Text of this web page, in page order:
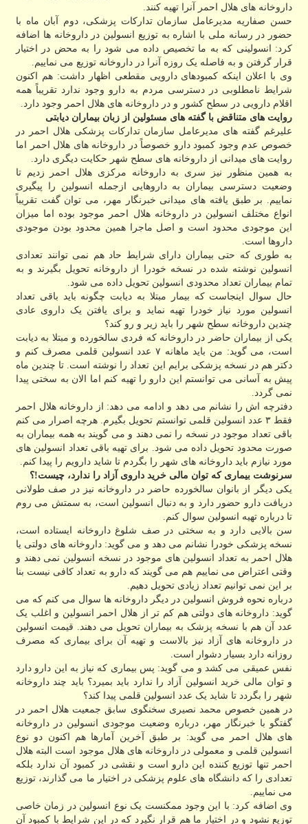
داروخانه های هلال احمر آنرا تهیه کنند.
حسن صفاریه مدیرعامل سازمان تدارکات پزشکی، دوم آبان ماه با
حضور در رسانه ملی با اشاره به توزیع انسولین در داروخانه ها اضافه
کرد: انسولینی که به ما تخصیص داده می شود را به محض در اختیار
قرار گرفتن و به فاصله یک روزه آنرا در داروخانه توزیع می نماییم.
وی با اعلان اینکه کمبودهای دارویی مقطعی اظهار داشت: هم اکنون
شرایط نامطلوبی در دسترسی مردم به دارو وجود ندارد تقریباً همه
اقلام دارویی در سطح کشور و در داروخانه های هلال احمر وجود دارد.
روایت های متناقض با گفته های مسئولین از زبان بیماران دیابتی
علیرغم گفته های مدیرعامل سازمان تدارکات پزشکی هلال احمر در
خصوص عدم وجود کمبود دارو خصوصاً در داروخانه های هلال احمر اما
روایت های میدانی از داروخانه های سطح شهر حکایت دیگری دارد.
به همین منظور نیز سری به داروخانه مرکزی هلال احمر زدیم تا
وضعیت دسترسی بیماران به داروهایی ازجمله انسولین را پیگیری
نماییم. بر طبق یافته های میدانی خبرنگار مهر، می توان گفت تقریباً
انواع مختلف انسولین در داروخانه هلال احمر موجود بوده اما میزان
این موجودی محدود است و اصل ماجرا همین محدود بودن موجودی
داروها است.
به طوری که حتی بیماران دارای شرایط حاد هم نمی توانند تعدادی
انسولین نوشته شده در نسخه خودرا از داروخانه تحویل بگیرند و به
تمام بیماران تعداد محدودی انسولین تحویل داده می شود.
حال سوال اینجاست که بیمار مبتلا به دیابت چگونه باید باقی تعداد
انسولین مورد نیاز خودرا تهیه نماید و برای یافتن یک داروی عادی
چندین داروخانه سطح شهر را باید زیر و رو کند؟
یکی از بیماران حاضر در داروخانه که فردی سالخورده و مبتلا به دیابت
است، می گوید: من باید ماهانه ۷ عدد انسولین قلمی مصرف کنم و
دکتر هم در نسخه پزشکی برایم این تعداد را نوشته است. تا چندین ماه
پیش به آسانی می توانستم این دارو را تهیه کنم اما الان به سختی پیدا
نمی گردد.
دفترچه اش را نشانم می دهد و ادامه می دهد: از داروخانه هلال احمر
فقط ۳ عدد انسولین قلمی توانستم تحویل بگیرم. هرچه اصرار می کنم
باقی تعداد موجود در نسخه را نمی دهند و می گویند به همه بیماران به
صورت محدود تحویل داده می شود. برای تهیه باقی تعداد انسولین های
مورد نیازم باید داروخانه های شهر را بگردم تا شاید دارویم را پیدا کنم.
سرنوشت بیماری که توان مالی خرید داروی آزاد را ندارد، چیست!؟
یکی دیگر از بانوان سالخورده حاضر در داروخانه نیز در صف طولانی
دریافت دارو حضور دارد و به دنبال انسولین است، به سمتش می روم
تا درباره تهیه انسولین سوال کنم.
سن بالایی دارد و به سختی در صف شلوغ داروخانه ایستاده است،
نسخه پزشکی خودرا نشانم می دهد و می گوید: داروخانه های دولتی یا
هلال احمر به تعداد انسولین های موجود در نسخه انسولین نمی دهند و
وقتی اعتراض می نماییم هم می گویند که دارو به تعداد کافی نیست بنا
بر این نمی توانیم تعداد زیادی تحویل دهیم.
درباره نحوه فروش انسولین در دیگر داروخانه ها سوال می کنم که می
گوید: داروخانه های دولتی هم کم تر از هلال احمر انسولین و اغلب یک
عدد آن هم با نسخه پزشک به بیماران تحویل می دهند. قیمت انسولین
در داروخانه های آزاد نیز بالاست و تهیه آن برای بیماری که مصرف
روزانه دارد بسیار دشوار است.
نفس عمیقی می کشد و می گوید: پس بیماری که نیاز به این دارو دارد
و توان مالی خرید انسولین آزاد را ندارد باید بمیرد؟ باید چند داروخانه
شهر را بگردد تا شاید یک عدد انسولین قلمی پیدا کند؟
در همین خصوص محمد نصیری سخنگوی سابق جمعیت هلال احمر در
گفتگو با خبرنگار مهر، درباره وضعیت موجودی انسولین در داروخانه
های هلال احمر می گوید: بر طبق آخرین آمارها هم اکنون دو نوع
انسولین قلمی و معمولی در داروخانه های هلال موجود است البته هلال
احمر تنها توزیع کننده این دارو است و نقشی در کمبود آن ندارد بلکه
تعدادی را که دانشگاه های علوم پزشکی در اختیار ما می گذارند، توزیع
می نماییم.
وی اضافه کرد: با این وجود ممکنست یک نوع انسولین در زمان خاصی
توزیع نشود و در اختیار ما هم قرار نگیرد که در این شرایط با کمبود آن